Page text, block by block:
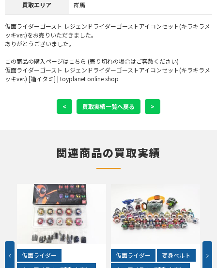
買取エリア 群馬
仮面ライダーゴースト レジェンドライダーゴーストアイコンセット(キラキラメ
ッキver.)をお売りいただきました。
ありがとうございました。
この商品の購入ページはこちら (売り切れの場合はご容赦ください)
仮面ライダーゴースト レジェンドライダーゴーストアイコンセット(キラキラメ
ッキver.) [箱イタミ] | toyplanet online shop
< 買取実績一覧へ戻る >
関連商品の買取実績
仮面ライダー
仮面ライダー
変身ベルト